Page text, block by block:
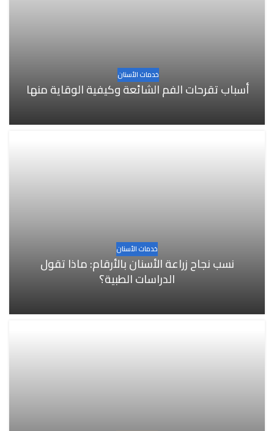
خدمات الأسنان
أسباب تقرحات الفم الشائعة وكيفية الوقاية منها
خدمات الأسنان
نسب نجاح زراعة الأسنان بالأرقام: ماذا تقول
الدراسات الطبية؟